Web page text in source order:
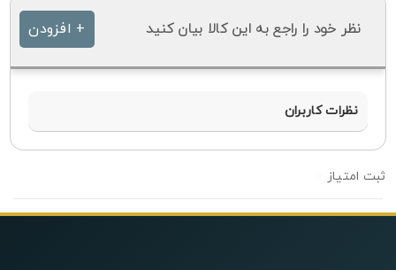
نظر خود را راجع به این کالا بیان کنید + افزودن
نظرات کاربران